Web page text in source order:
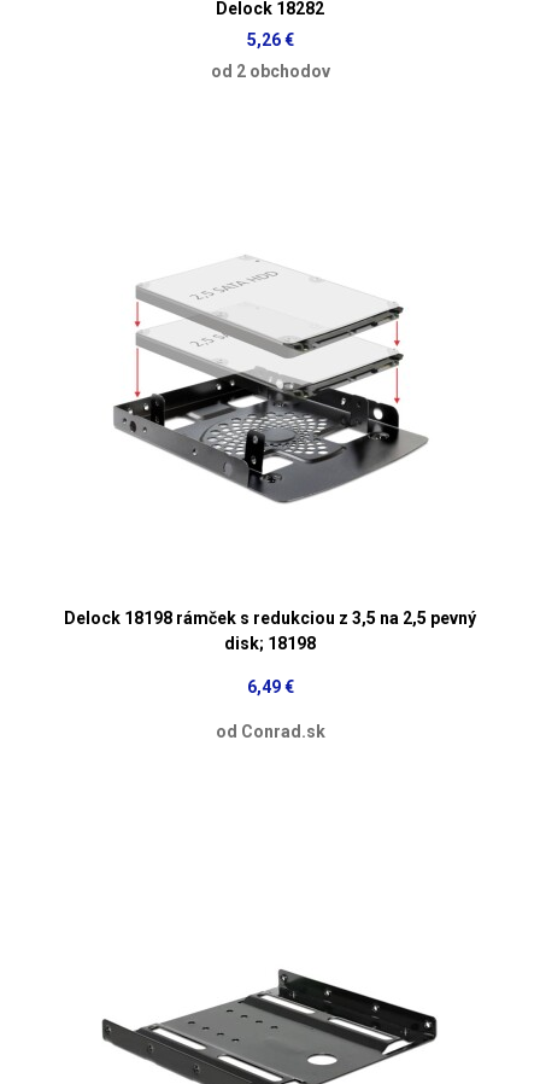
Delock 18282
5,26 €
od 2 obchodov
Delock 18198 rámček s redukciou z 3,5 na 2,5 pevný
disk; 18198
6,49 €
od Conrad.sk